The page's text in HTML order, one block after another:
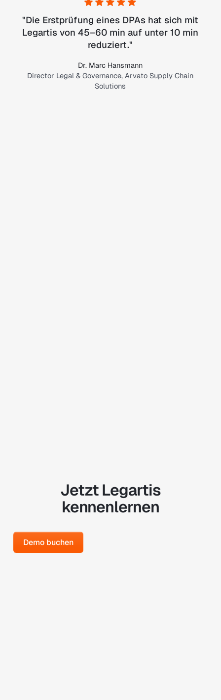
"Die Erstprüfung eines DPAs hat sich mit
Legartis von 45–60 min auf unter 10 min
reduziert."
Dr. Marc Hansmann
Director Legal & Governance, Arvato Supply Chain
Solutions
Jetzt Legartis
kennenlernen
Demo buchen
Demo buchen